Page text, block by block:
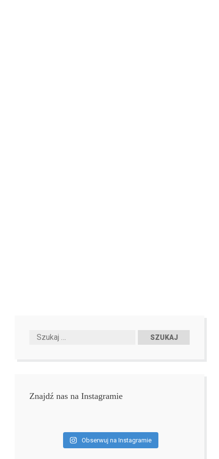
Znajdź nas na Instagramie
Obserwuj na Instagramie